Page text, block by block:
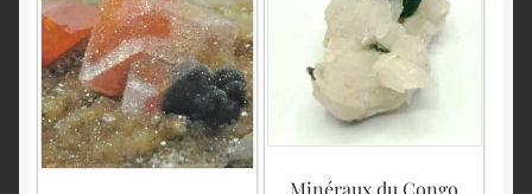
Minéraux du Congo